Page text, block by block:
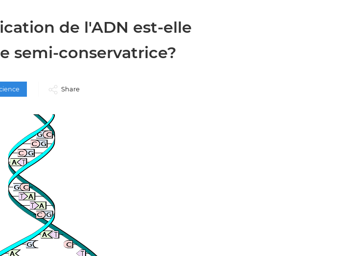
de l'ADN est-elle
semi-conservatrice?
Share